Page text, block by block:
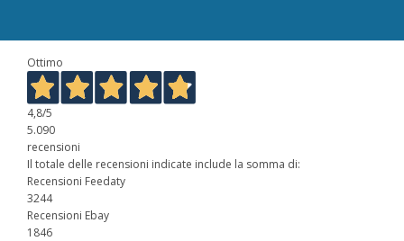
Ottimo
4,8/5
5.090
recensioni
Il totale delle recensioni indicate include la somma di:
Recensioni Feedaty
3244
Recensioni Ebay
1846